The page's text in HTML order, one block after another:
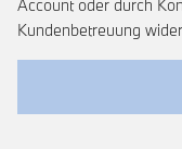
Account oder durch
Kundenbetreuung